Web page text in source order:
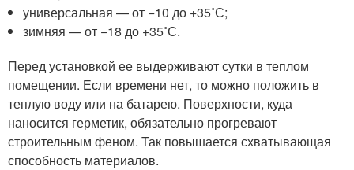
универсальная — от −10 до +35˚С;
зимняя — от −18 до +35˚С.
Перед установкой ее выдерживают сутки в теплом
помещении. Если времени нет, то можно положить в
теплую воду или на батарею. Поверхности, куда
наносится герметик, обязательно прогревают
строительным феном. Так повышается схватывающая
способность материалов.